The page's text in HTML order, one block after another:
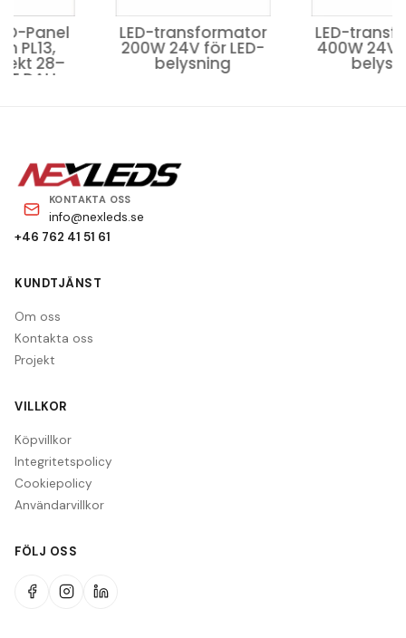
LED-transformator
200W 24V för LED-
LED-transformator
400W 24V för LED-
KONTAKTA OSS
info@nexleds.se
+46 762 41 51 61
KUNDTJÄNST
Om oss
Kontakta oss
Projekt
VILLKOR
Köpvillkor
Integritetspolicy
Cookiepolicy
Användarvillkor
FÖLJ OSS